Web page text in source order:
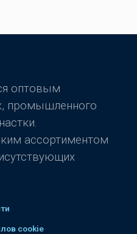
оптовым
промышленного
ассортиментом
cookie